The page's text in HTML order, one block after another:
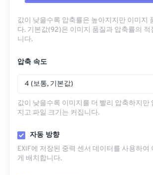
값이 낮을수록 압축률은 높아지지만 이미지
다. 기본값(92)은 이미지 품질과 압축률의 적
니다.
압축 속도
4 (보통, 기본값)
값이 낮을수록 이미지를 더 빨리 압축하지만
지고 파일 크기는 커집니다.
자동 방향
EXIF에 저장된 중력 센서 데이터를 사용하여
게 배치합니다.